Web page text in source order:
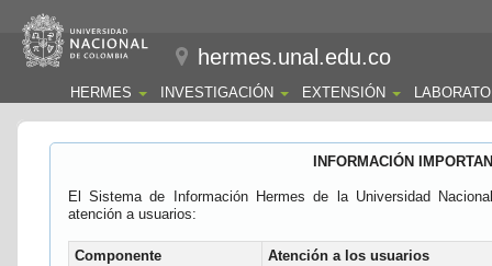
hermes.unal.edu.co
HERMES INVESTIGACIÓN EXTENSIÓN
INFORMACIÓN
El Sistema de Información Hermes de la Universidad
atención a usuarios:
Componente
Atención a los usuarios